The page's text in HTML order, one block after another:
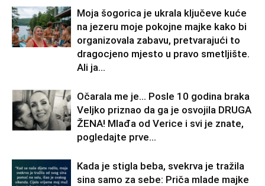
Moja šogorica je ukrala ključeve kuće
na jezeru moje pokojne majke kako bi
organizovala zabavu, pretvarajući to
dragocjeno mjesto u pravo smetljište.
Ali ja...
Očarala me je… Posle 10 godina braka
Veljko priznao da ga je osvojila DRUGA
ŽENA! Mlađa od Verice i svi je znate,
pogledajte prve...
Kada je stigla beba, svekrva je tražila
sina samo za sebe: Priča mlade majke